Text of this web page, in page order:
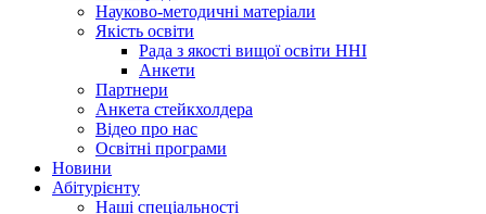
Науково-методичні матеріали
Якість освіти
Рада з якості вищої освіти ННІ
Анкети
Партнери
Анкета стейкхолдера
Відео про нас
Освітні програми
Hовини
Абітурієнту
Наші спеціальності